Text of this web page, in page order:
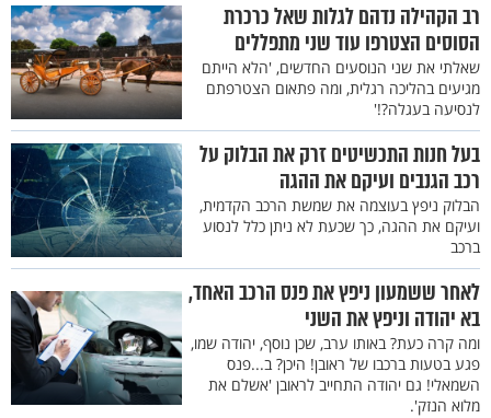
רב הקהילה נדהם לגלות שאל כרכרת
הסוסים הצטרפו עוד שני מתפללים
שאלתי את שני הנוסעים החדשים, 'הלא הייתם
מגיעים בהליכה רגלית, ומה פתאום הצטרפתם
לנסיעה בעגלה?!'
בעל חנות התכשיטים זרק את הבלוק על
רכב הגנבים ועיקם את ההגה
הבלוק ניפץ בעוצמה את שמשת הרכב הקדמית,
ועיקם את ההגה, כך שכעת לא ניתן כלל לנסוע
ברכב
לאחר ששמעון ניפץ את פנס הרכב האחד,
בא יהודה וניפץ את השני
ומה קרה כעת? באותו ערב, שכן נוסף, יהודה שמו,
פגע בטעות ברכבו של ראובן! היכן? ב...פנס
השמאלי! גם יהודה התחייב לראובן 'אשלם את
מלוא הנזק'.